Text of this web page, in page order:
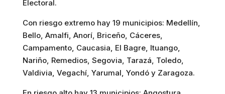
Electoral.
Con riesgo extremo hay 19 municipios: Medellín,
Bello, Amalfi, Anorí, Briceño, Cáceres,
Campamento, Caucasia, El Bagre, Ituango,
Nariño, Remedios, Segovia, Tarazá, Toledo,
Valdivia, Vegachí, Yarumal, Yondó y Zaragoza.